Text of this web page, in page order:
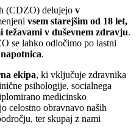
(CDZO) delujejo v
vsem starejšim od 18 let,
težavami v duševnem zdravju.
se lahko odločimo po lastni
.
ekipa, ki vključuje zdravnika
psihologije, socialnega
medicinsko
celostno obravnavo naših
ter skupaj z nami